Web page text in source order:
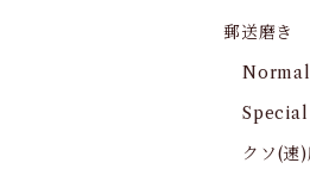
郵送磨き
Normal
Special
クソ(速